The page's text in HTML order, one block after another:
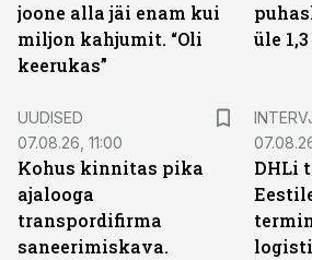
joone alla jäi enam kui
miljon kahjumit. “Oli
keerukas”
üle
UUDISED
07.08.26, 11:00
Kohus kinnitas pika
ajalooga
transpordifirma
saneerimiskava.
DHLi